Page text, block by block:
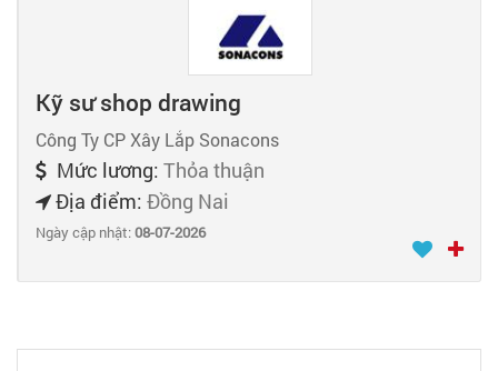
Kỹ sư shop drawing
Công Ty CP Xây Lắp Sonacons
Mức lương: Thỏa thuận
Địa điểm: Đồng Nai
Ngày cập nhật:08-07-2026